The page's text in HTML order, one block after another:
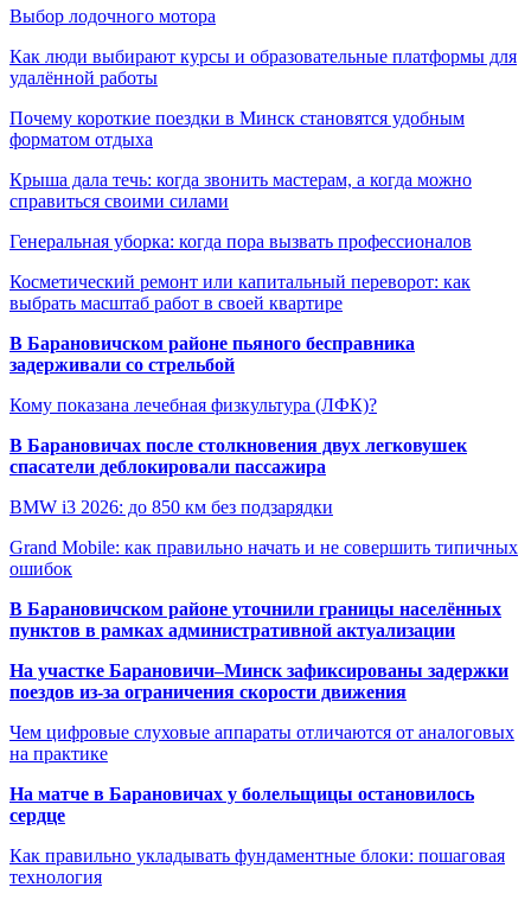
Выбор лодочного мотора
Как люди выбирают курсы и образовательные платформы для
удалённой работы
Почему короткие поездки в Минск становятся удобным
форматом отдыха
Крыша дала течь: когда звонить мастерам, а когда можно
справиться своими силами
Генеральная уборка: когда пора вызвать профессионалов
Косметический ремонт или капитальный переворот: как
выбрать масштаб работ в своей квартире
В Барановичском районе пьяного бесправника
задерживали со стрельбой
Кому показана лечебная физкультура (ЛФК)?
В Барановичах после столкновения двух легковушек
спасатели деблокировали пассажира
BMW i3 2026: до 850 км без подзарядки
Grand Mobile: как правильно начать и не совершить типичных
ошибок
В Барановичском районе уточнили границы населённых
пунктов в рамках административной актуализации
На участке Барановичи–Минск зафиксированы задержки
поездов из-за ограничения скорости движения
Чем цифровые слуховые аппараты отличаются от аналоговых
на практике
На матче в Барановичах у болельщицы остановилось
сердце
Как правильно укладывать фундаментные блоки: пошаговая
технология